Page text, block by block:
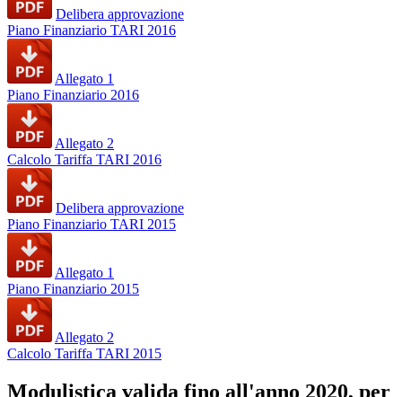
Delibera approvazione
Piano Finanziario TARI 2016
Allegato 1
Piano Finanziario 2016
Allegato 2
Calcolo Tariffa TARI 2016
Delibera approvazione
Piano Finanziario TARI 2015
Allegato 1
Piano Finanziario 2015
Allegato 2
Calcolo Tariffa TARI 2015
Modulistica valida fino all'anno 2020, per